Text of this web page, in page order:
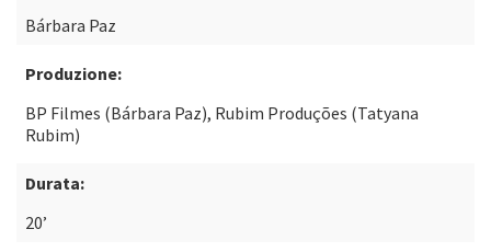
Bárbara Paz
Produzione:
BP Filmes (Bárbara Paz), Rubim Produções (Tatyana
Rubim)
Durata:
20’